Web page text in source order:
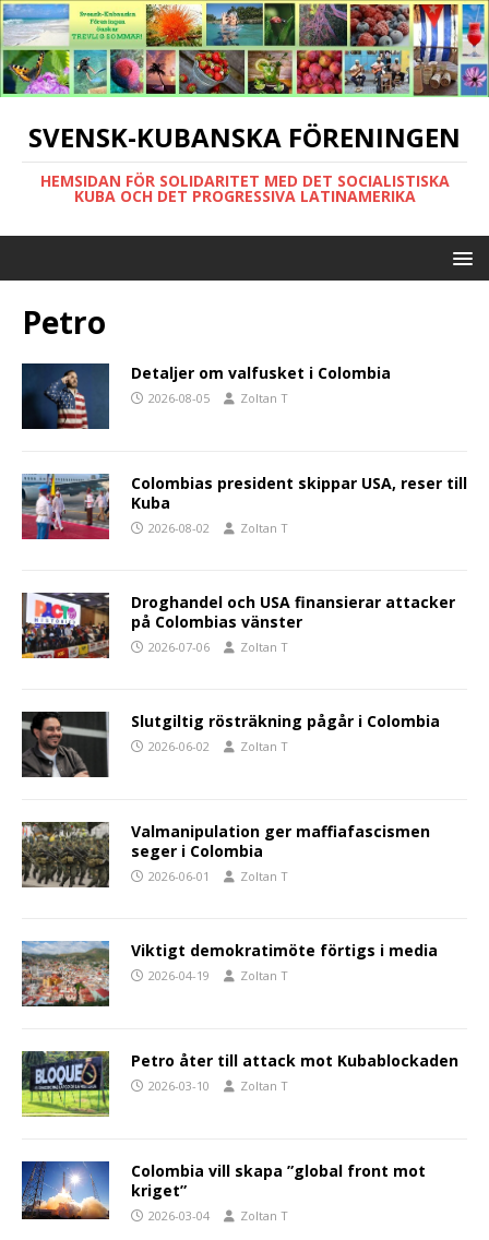
SVENSK-KUBANSKA FÖRENINGEN
HEMSIDAN FÖR SOLIDARITET MED DET SOCIALISTISKA
KUBA OCH DET PROGRESSIVA LATINAMERIKA
Petro
Detaljer om valfusket i Colombia
2026-08-05 Zoltan T
Colombias president skippar USA, reser till
Kuba
2026-08-02 Zoltan T
Droghandel och USA finansierar attacker
på Colombias vänster
2026-07-06 Zoltan T
Slutgiltig rösträkning pågår i Colombia
2026-06-02 Zoltan T
Valmanipulation ger maffiafascismen
seger i Colombia
2026-06-01 Zoltan T
Viktigt demokratimöte förtigs i media
2026-04-19 Zoltan T
Petro åter till attack mot Kubablockaden
2026-03-10 Zoltan T
Colombia vill skapa ”global front mot
kriget”
2026-03-04 Zoltan T